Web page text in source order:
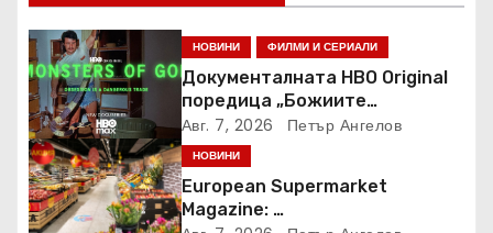
НОВИНИ ФИЛМИ И СЕРИАЛИ
Документалната HBO Original
поредица „Божиите
чудовища“ дебютира в HBO
Max
Авг. 7, 2026 Петър Ангелов
НОВИНИ
European Supermarket
Magazine: